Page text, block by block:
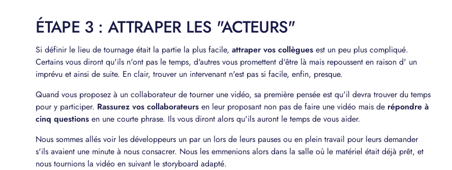
ÉTAPE 3 : ATTRAPER LES "ACTEURS"
Si définir le lieu de tournage était la partie la plus facile,attraper vos collègues est un peu plus compliqué.
Certains vous diront qu'ils n'ont pas le temps, d'autres vous promettent d'être là mais repoussent en raison d' un
imprévu et ainsi de suite. En clair, trouver un intervenant n'est pas si facile, enfin, presque.
Quand vous proposez à un collaborateur de tourner une vidéo, sa première pensée est qu'il devra trouver du temps
pour y participer. Rassurez vos collaborateurs en leur proposant non pas de faire une vidéo mais de répondre à
cinq questions en une courte phrase. Ils vous diront alors qu'ils auront le temps de vous aider.
Nous sommes allés voir les développeurs un par un lors de leurs pauses ou en plein travail pour leurs demander
s'ils avaient une minute à nous consacrer. Nous les emmenions alors dans la salle où le matériel était déjà prêt, et
nous tournions la vidéo en suivant le storyboard adapté.